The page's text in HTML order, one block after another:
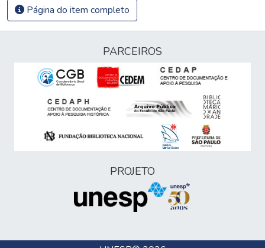
Página do item completo
PARCEIROS
PROJETO